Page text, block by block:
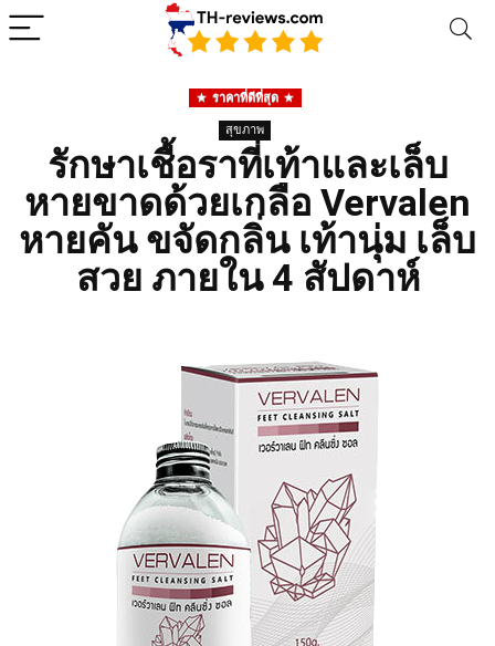
ราคาที่ดีที่สุด
สุขภาพ
รักษาเชื้อราที่เท้าและเล็บ
หายขาดด้วยเกลือ Vervalen
หายคัน ขจัดกลิ่น เท้านุ่ม เล็บ
สวย ภายใน 4 สัปดาห์